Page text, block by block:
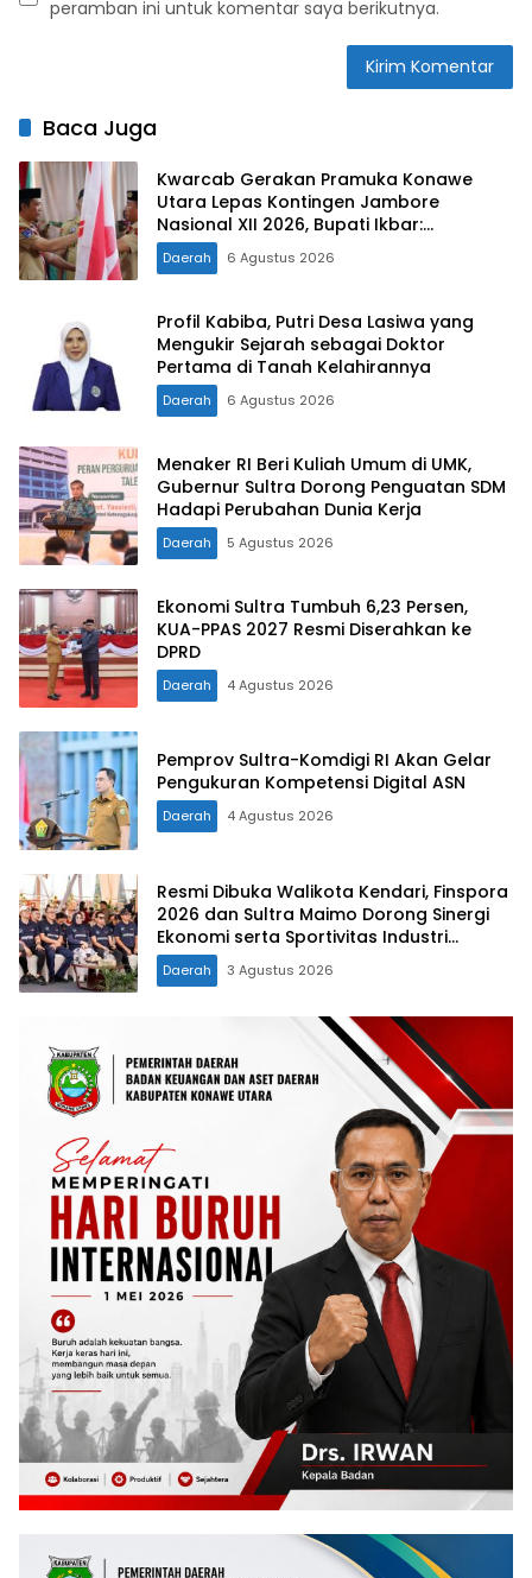
peramban ini untuk komentar saya berikutnya.
Baca Juga
Kwarcab Gerakan Pramuka Konawe
Utara Lepas Kontingen Jambore
Nasional XII 2026, Bupati Ikbar:
Tunjukkan Karakter Generasi Muda
Konut yang Disiplin dan Berprestasi
Daerah 6 Agustus 2026
Profil Kabiba, Putri Desa Lasiwa yang
Mengukir Sejarah sebagai Doktor
Pertama di Tanah Kelahirannya
Daerah 6 Agustus 2026
Menaker RI Beri Kuliah Umum di UMK,
Gubernur Sultra Dorong Penguatan SDM
Hadapi Perubahan Dunia Kerja
Daerah 5 Agustus 2026
Ekonomi Sultra Tumbuh 6,23 Persen,
KUA-PPAS 2027 Resmi Diserahkan ke
DPRD
Daerah 4 Agustus 2026
Pemprov Sultra-Komdigi RI Akan Gelar
Pengukuran Kompetensi Digital ASN
Daerah 4 Agustus 2026
Resmi Dibuka Walikota Kendari, Finspora
2026 dan Sultra Maimo Dorong Sinergi
Ekonomi serta Sportivitas Industri
Keuangan
Daerah 3 Agustus 2026